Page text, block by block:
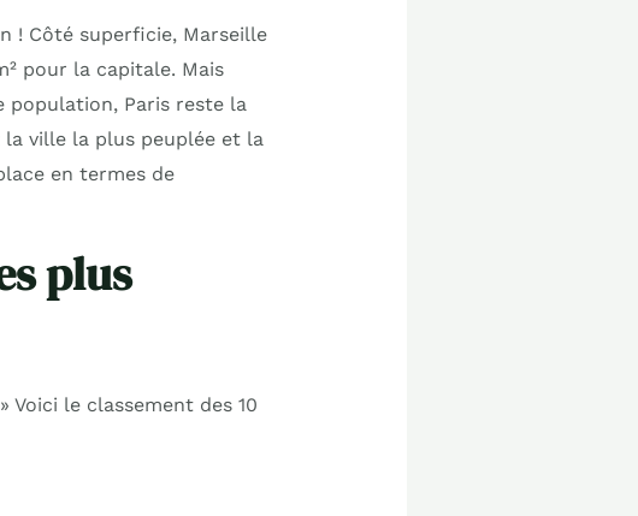
! Côté superficie, Marseille
pour la capitale. Mais
population, Paris reste la
la ville la plus peuplée et la
en termes de
plus
Voici le classement des 10